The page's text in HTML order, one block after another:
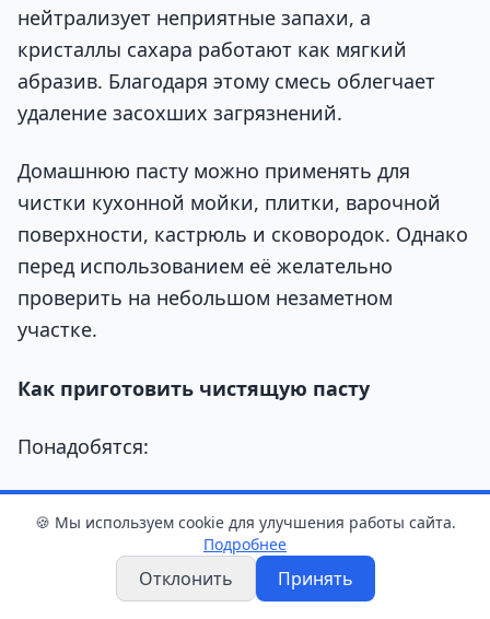
нейтрализует неприятные запахи, а
кристаллы сахара работают как мягкий
абразив. Благодаря этому смесь облегчает
удаление засохших загрязнений.
Домашнюю пасту можно применять для
чистки кухонной мойки, плитки, варочной
поверхности, кастрюль и сковородок. Однако
перед использованием её желательно
проверить на небольшом незаметном
участке.
Как приготовить чистящую пасту
Понадобятся:
посуды;
1 столовая ложка пищевой соды;
🍪 Мы используем cookie для улучшения работы сайта.
Подробнее
Отклонить Принять